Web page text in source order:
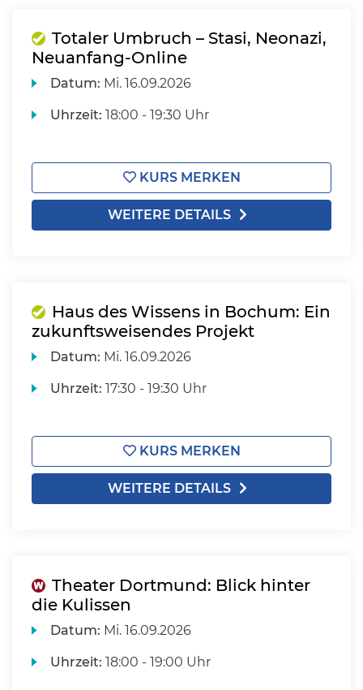
Totaler Umbruch – Stasi, Neonazi,
Neuanfang-Online
Datum: Mi. 16.09.2026
Uhrzeit: 18:00 - 19:30 Uhr
KURS MERKEN
WEITERE DETAILS
Haus des Wissens in Bochum: Ein
zukunftsweisendes Projekt
Datum: Mi. 16.09.2026
Uhrzeit: 17:30 - 19:30 Uhr
KURS MERKEN
WEITERE DETAILS
Theater Dortmund: Blick hinter
die Kulissen
Datum: Mi. 16.09.2026
Uhrzeit: 18:00 - 19:00 Uhr